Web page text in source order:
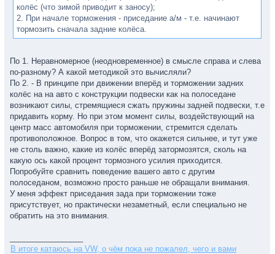
колёс (что зимой приводит к заносу);
2. При начале торможения - приседание а/м - т.е. начинают
тормозить сначала задние колёса.
По 1. Неравномерное (неодновременное) в смысле справа и слева
по-разному? А какой методикой это вычисляли?
По 2. - В принципе при движении вперёд и торможении задних
колёс на на авто с конструкции подвески как на полоседане
возникают силы, стремящиеся сжать пружины задней подвески, т.е
придавить корму. Но при этом момент силы, воздействующий на
центр масс автомобиля при торможении, стремится сделать
противоположное. Вопрос в том, что окажется сильнее, и тут уже
не столь важно, какие из колёс вперёд затормозятся, сколь на
какую ось какой процент тормозного усилия приходится.
Попробуйте сравнить поведение вашего авто с другим
полоседаном, возможно просто раньше не обращали внимания.
У меня эффект приседания зада при торможении тоже
присутствует, но практически незаметный, если специально не
обратить на это внимания.
В итоге катаюсь на VW, о чём пока не пожалел, чего и вами